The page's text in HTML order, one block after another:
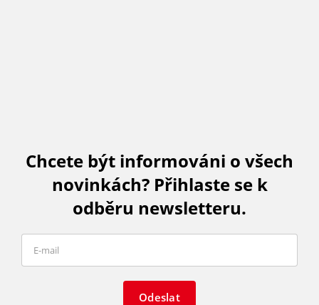
Chcete být informováni o všech
novinkách? Přihlaste se k
odběru newsletteru.
Odeslat